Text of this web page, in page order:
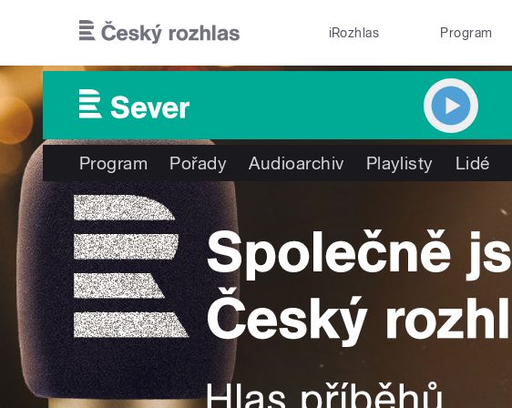
iRozhlas Program
Program Pořady Audioarchiv Playlisty Lidé